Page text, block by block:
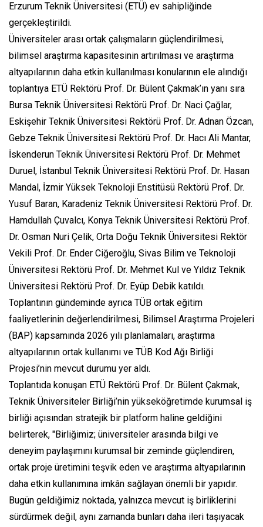
Erzurum Teknik Üniversitesi (ETÜ) ev sahipliğinde
gerçekleştirildi.
Üniversiteler arası ortak çalışmaların güçlendirilmesi,
bilimsel araştırma kapasitesinin artırılması ve araştırma
altyapılarının daha etkin kullanılması konularının ele alındığı
toplantıya ETÜ Rektörü Prof. Dr. Bülent Çakmak’ın yanı sıra
Bursa Teknik Üniversitesi Rektörü Prof. Dr. Naci Çağlar,
Eskişehir Teknik Üniversitesi Rektörü Prof. Dr. Adnan Özcan,
Gebze Teknik Üniversitesi Rektörü Prof. Dr. Hacı Ali Mantar,
İskenderun Teknik Üniversitesi Rektörü Prof. Dr. Mehmet
Duruel, İstanbul Teknik Üniversitesi Rektörü Prof. Dr. Hasan
Mandal, İzmir Yüksek Teknoloji Enstitüsü Rektörü Prof. Dr.
Yusuf Baran, Karadeniz Teknik Üniversitesi Rektörü Prof. Dr.
Hamdullah Çuvalcı, Konya Teknik Üniversitesi Rektörü Prof.
Dr. Osman Nuri Çelik, Orta Doğu Teknik Üniversitesi Rektör
Vekili Prof. Dr. Ender Ciğeroğlu, Sivas Bilim ve Teknoloji
Üniversitesi Rektörü Prof. Dr. Mehmet Kul ve Yıldız Teknik
Üniversitesi Rektörü Prof. Dr. Eyüp Debik katıldı.
Toplantının gündeminde ayrıca TÜB ortak eğitim
faaliyetlerinin değerlendirilmesi, Bilimsel Araştırma Projeleri
(BAP) kapsamında 2026 yılı planlamaları, araştırma
altyapılarının ortak kullanımı ve TÜB Kod Ağı Birliği
Projesi’nin mevcut durumu yer aldı.
Toplantıda konuşan ETÜ Rektörü Prof. Dr. Bülent Çakmak,
Teknik Üniversiteler Birliği’nin yükseköğretimde kurumsal iş
birliği açısından stratejik bir platform haline geldiğini
belirterek, "Birliğimiz; üniversiteler arasında bilgi ve
deneyim paylaşımını kurumsal bir zeminde güçlendiren,
ortak proje üretimini teşvik eden ve araştırma altyapılarının
daha etkin kullanımına imkân sağlayan önemli bir yapıdır.
Bugün geldiğimiz noktada, yalnızca mevcut iş birliklerini
sürdürmek değil, aynı zamanda bunları daha ileri taşıyacak